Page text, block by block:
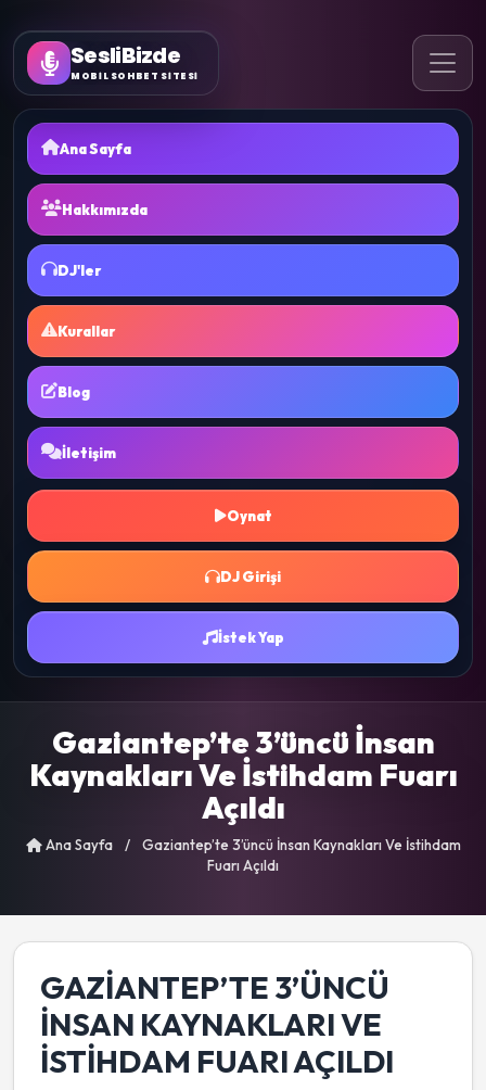
SesliBizde
MOBİL SOHBET SİTESİ
Ana Sayfa
Hakkımızda
DJ'ler
Kurallar
Blog
İletişim
Oynat
DJ Girişi
İstek Yap
Gaziantep’te 3’üncü İnsan
Kaynakları Ve İstihdam Fuarı
Açıldı
Ana Sayfa /
Gaziantep’te 3’üncü İnsan Kaynakları Ve İstihdam
Fuarı Açıldı
GAZIANTEP’TE 3’ÜNCÜ
İNSAN KAYNAKLARI VE
İSTIHDAM FUARI AÇILDI